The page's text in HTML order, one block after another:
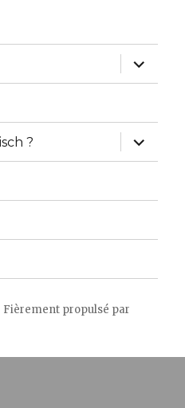
ouvrir
le
sous-
?
ouvrir
le
sous-
Fièrement propulsé par